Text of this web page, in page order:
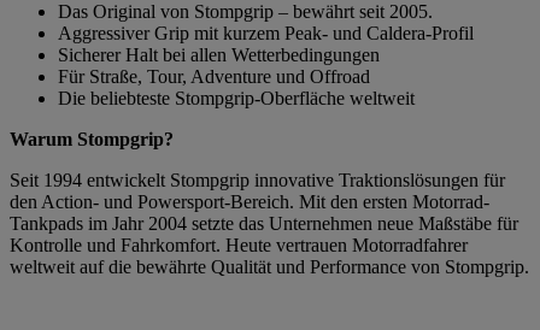
Das Original von Stompgrip – bewährt seit 2005.
Aggressiver Grip mit kurzem Peak- und Caldera-Profil
Sicherer Halt bei allen Wetterbedingungen
Für Straße, Tour, Adventure und Offroad
Die beliebteste Stompgrip-Oberfläche weltweit
Warum Stompgrip?
Seit 1994 entwickelt Stompgrip innovative Traktionslösungen für
den Action- und Powersport-Bereich. Mit den ersten Motorrad-
Tankpads im Jahr 2004 setzte das Unternehmen neue Maßstäbe für
Kontrolle und Fahrkomfort. Heute vertrauen Motorradfahrer
weltweit auf die bewährte Qualität und Performance von Stompgrip.